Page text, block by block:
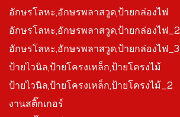
อักษรโลหะ,อักษรพลาสวูด,ป้ายกล่องไฟ
อักษรโลหะ,อักษรพลาสวูด,ป้ายกล่องไฟ_2
อักษรโลหะ,อักษรพลาสวูด,ป้ายกล่องไฟ_3
ป้ายไวนิล,ป้ายโครงเหล็ก,ป้ายโครงไม้
ป้ายไวนิล,ป้ายโครงเหล็ก,ป้ายโครงไม้_2
งานสติ๊กเกอร์